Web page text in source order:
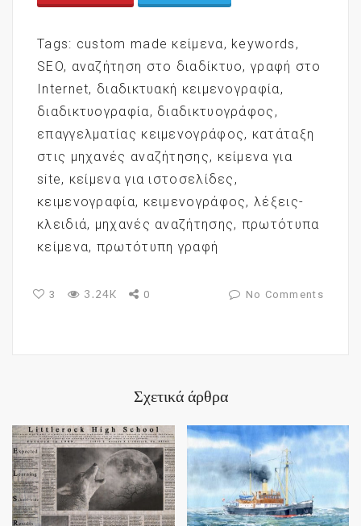
Tags: custom made κείμενα, keywords ,
SEO, αναζήτηση στο διαδίκτυο,γραφή στο
Internet, διαδικτυακή κειμενογραφία,
διαδικτυογραφία, διαδικτυογράφος ,
επαγγελματίας κειμενογράφος, κατάταξη
στις μηχανές αναζήτησης, κείμενα για
site, κείμενα για ιστοσελίδες ,
κειμενογραφία, κειμενογράφος,λέξεις-
κλειδιά, μηχανές αναζήτησης, πρωτότυπα
κείμενα, πρωτότυπη γραφή
3 3.24K 0 No Comments
Σχετικά άρθρα